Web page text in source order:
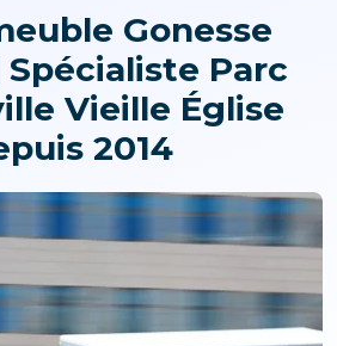
Gonesse
Spécialiste Parc
Vieille Église
2014